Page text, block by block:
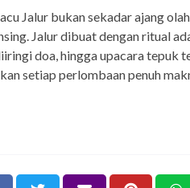
Jalur bukan sekadar ajang
Jalur dibuat dengan ritual
doa, hingga upacara tepuk
setiap perlombaan penuh